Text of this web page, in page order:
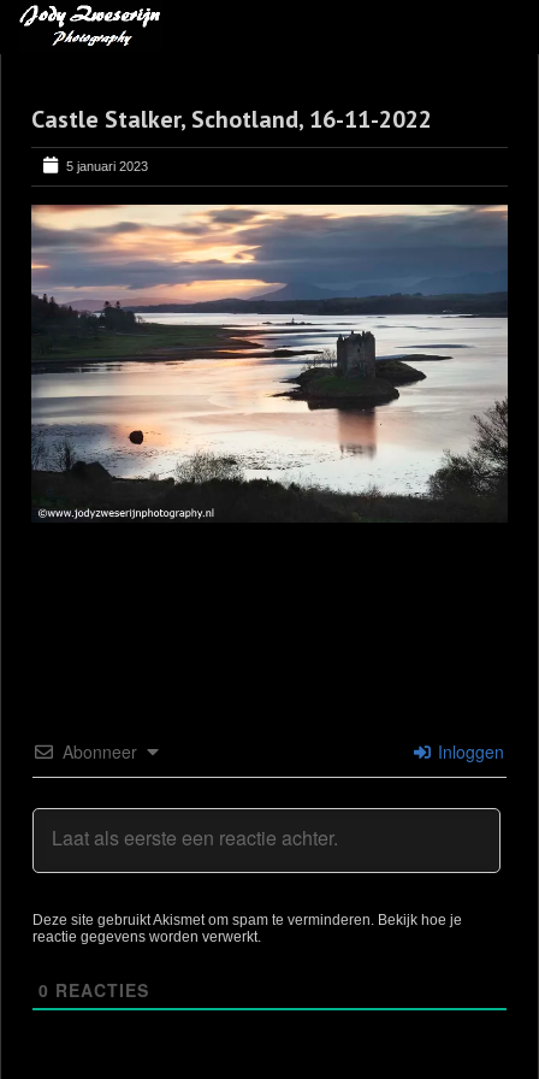
BLOG
LEREN VAN KUNST
BENCE MATE FOTOHUTTEN
OVER MIJ
CONTACT
Castle Stalker, Schotland, 16-11-2022
5 januari 2023
Abonneer Inloggen
Deze site gebruikt Akismet om spam te verminderen. Bekijk hoe je
reactie gegevens worden verwerkt.
0 REACTIES